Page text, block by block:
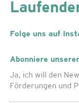
Folge uns auf
Abonniere
Ja, ich will den
Förderungen und